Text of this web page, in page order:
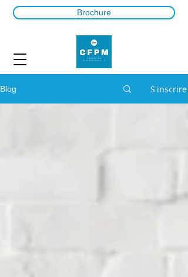
Brochure
Blog S'inscrire